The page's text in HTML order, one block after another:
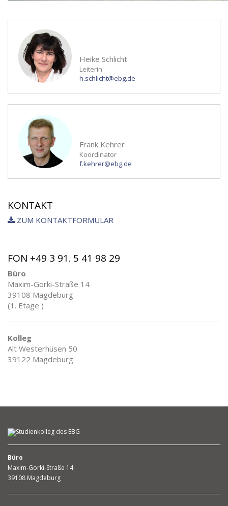
Heike Schlicht
Leiterin
h.schlicht@ebg.de
Frank Kehrer
Koordinator
f.kehrer@ebg.de
KONTAKT
ZUM KONTAKTFORMULAR
FON +49 3 91. 5 41 98 29
Büro
Maxim-Gorki-Straße 14
39108 Magdeburg
(1. Etage )
Kolleg
Alt Westerhüsen 50
39122 Magdeburg
Büro
Maxim-Gorki-Straße 14
39108 Magdeburg